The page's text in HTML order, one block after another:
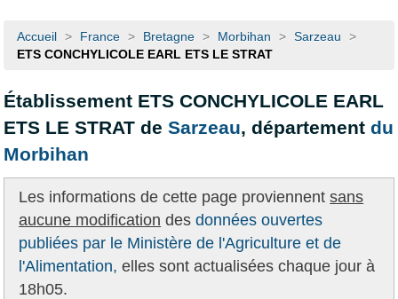
Accueil > France > Bretagne > Morbihan > Sarzeau
>
ETS CONCHYLICOLE EARL ETS LE STRAT
Établissement ETS CONCHYLICOLE EARL
ETS LE STRAT deSarzeau, départementdu
Morbihan
Les informations de cette page proviennentsans
aucune modification desdonnées ouvertes
publiées par le Ministère de l'Agriculture et de
l'Alimentation, elles sont actualisées chaque jour à
18h05.